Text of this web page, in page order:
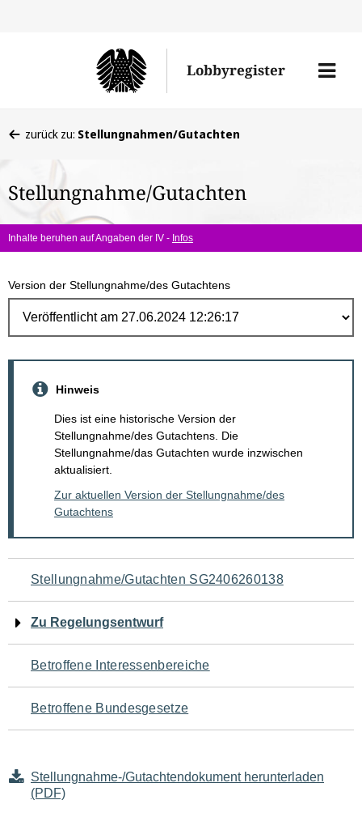
Lobbyregister
Menü
befinden
hier:
zurück zu: Stellungnahmen/Gutachten
Stellungnahme/Gutachten
Inhalte beruhen auf Angaben der IV - Infos
Version der Stellungnahme/des Gutachtens
Hinweis
Dies ist eine historische Version der
Stellungnahme/des Gutachtens. Die
Stellungnahme/das Gutachten wurde inzwischen
aktualisiert.
Zur aktuellen Version der Stellungnahme/des
Gutachtens
Navigation
für
den
Seiteninhalt
Stellungnahme/Gutachten SG2406260138
Zu Regelungsentwurf
Betroffene Interessenbereiche
Betroffene Bundesgesetze
Stellungnahme-/Gutachtendokument herunterladen
(PDF)